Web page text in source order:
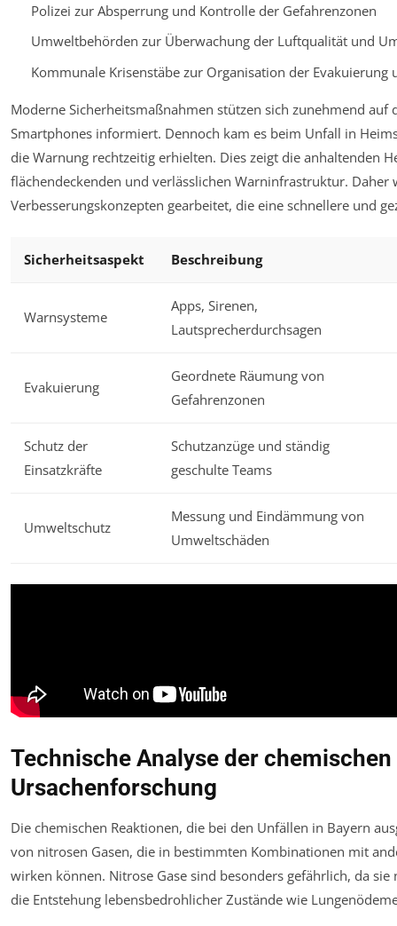
Polizei zur Absperrung und Kontrolle der Gefahrenzonen
Umweltbehörden zur Überwachung der Luftqualität und
Kommunale Krisenstäbe zur Organisation der
Moderne Sicherheitsmaßnahmen stützen sich zunehmend
Smartphones informiert. Dennoch kam es beim Unfall in
die Warnung rechtzeitig erhielten. Dies zeigt die anhaltenden
flächendeckenden und verlässlichen Warninfrastruktur.
Verbesserungskonzepten gearbeitet, die eine schnellere und
Sicherheitsaspekt Beschreibung
Warnsysteme
Apps, Sirenen,
Lautsprecherdurchsagen
Evakuierung
Geordnete Räumung von
Gefahrenzonen
Schutz der
Einsatzkräfte
Schutzanzüge und ständig
geschulte Teams
Umweltschutz
Messung und Eindämmung von
Umweltschäden
Technische Analyse der
Ursachenforschung
Die chemischen Reaktionen, die bei den Unfällen in Bayern
von nitrosen Gasen, die in bestimmten Kombinationen mit
wirken können. Nitrose Gase sind besonders gefährlich, da
die Entstehung lebensbedrohlicher Zustände wie